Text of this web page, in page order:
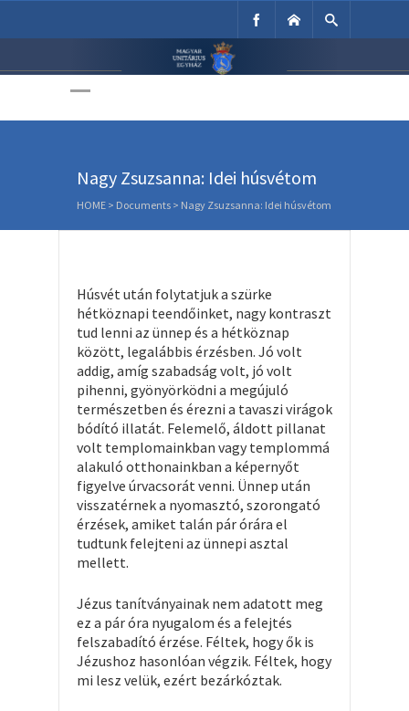
Unitárius Egyház
Nagy Zsuzsanna: Idei húsvétom
HOME > Documents > Nagy Zsuzsanna: Idei húsvétom
Húsvét után folytatjuk a szürke
hétköznapi teendőinket, nagy kontraszt
tud lenni az ünnep és a hétköznap
között, legalábbis érzésben. Jó volt
addig, amíg szabadság volt, jó volt
pihenni, gyönyörködni a megújuló
természetben és érezni a tavaszi virágok
bódító illatát. Felemelő, áldott pillanat
volt templomainkban vagy templommá
alakuló otthonainkban a képernyőt
figyelve úrvacsorát venni. Ünnep után
visszatérnek a nyomasztó, szorongató
érzések, amiket talán pár órára el
tudtunk felejteni az ünnepi asztal
mellett.
Jézus tanítványainak nem adatott meg
ez a pár óra nyugalom és a felejtés
felszabadító érzése. Féltek, hogy ők is
Jézushoz hasonlóan végzik. Féltek, hogy
mi lesz velük, ezért bezárkóztak.